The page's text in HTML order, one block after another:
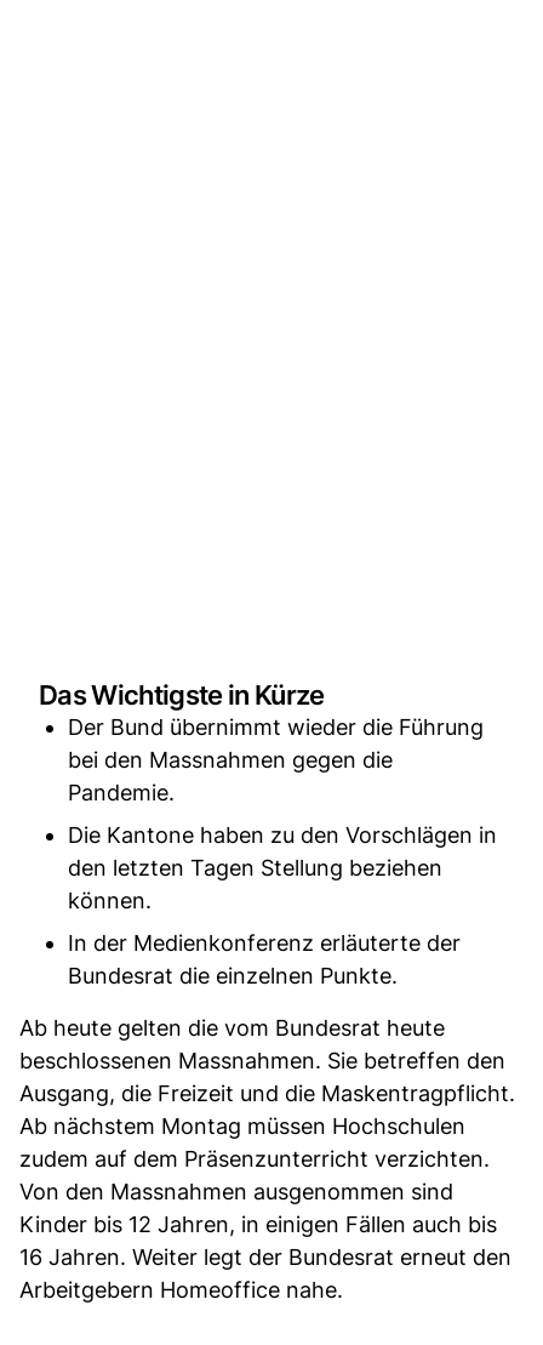
Das Wichtigste in Kürze
Der Bund übernimmt wieder die Führung
bei den Massnahmen gegen die
Pandemie.
Die Kantone haben zu den Vorschlägen in
den letzten Tagen Stellung beziehen
können.
In der Medienkonferenz erläuterte der
Bundesrat die einzelnen Punkte.
Ab heute gelten die vom Bundesrat heute
beschlossenen Massnahmen. Sie betreffen den
Ausgang, die Freizeit und die Maskentragpflicht.
Ab nächstem Montag müssen Hochschulen
zudem auf dem Präsenzunterricht verzichten.
Von den Massnahmen ausgenommen sind
Kinder bis 12 Jahren, in einigen Fällen auch bis
16 Jahren. Weiter legt der Bundesrat erneut den
Arbeitgebern Homeoffice nahe.